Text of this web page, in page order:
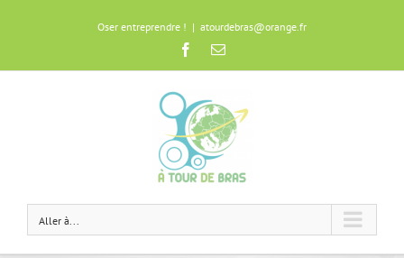
Oser entreprendre ! | atourdebras@orange.fr
Facebook
Email
Aller à...